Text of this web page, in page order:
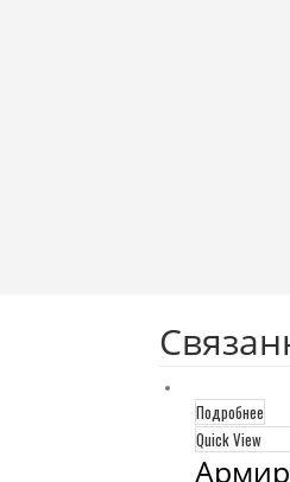
Подробнее
Quick View